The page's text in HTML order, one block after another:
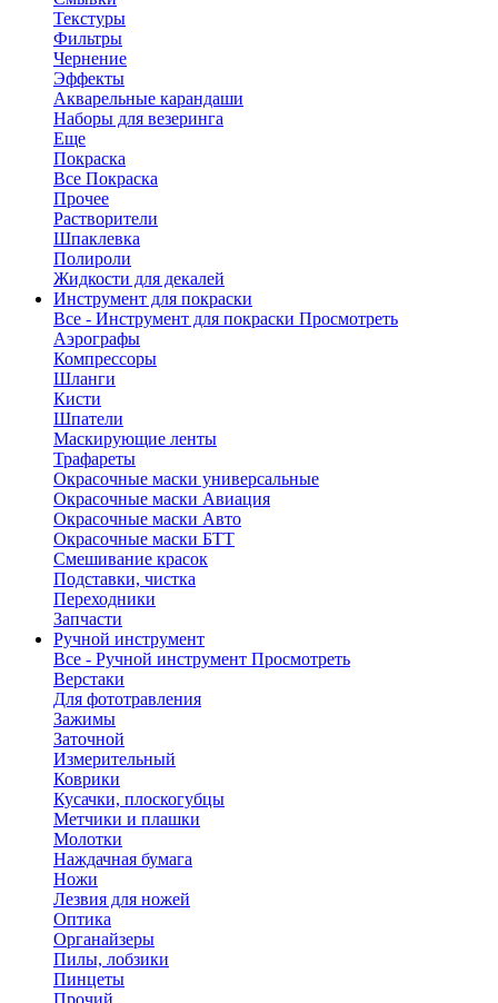
Текстуры
Фильтры
Чернение
Эффекты
Акварельные карандаши
Наборы для везеринга
Еще
Покраска
Все Покраска
Прочее
Растворители
Шпаклевка
Полироли
Жидкости для декалей
Инструмент для покраски
Все - Инструмент для покраски Просмотреть
Аэрографы
Компрессоры
Шланги
Кисти
Шпатели
Маскирующие ленты
Трафареты
Окрасочные маски универсальные
Окрасочные маски Авиация
Окрасочные маски Авто
Окрасочные маски БТТ
Смешивание красок
Подставки, чистка
Переходники
Запчасти
Ручной инструмент
Все - Ручной инструмент Просмотреть
Верстаки
Для фототравления
Зажимы
Заточной
Измерительный
Коврики
Кусачки, плоскогубцы
Метчики и плашки
Молотки
Наждачная бумага
Ножи
Лезвия для ножей
Оптика
Органайзеры
Пилы, лобзики
Пинцеты
Прочий